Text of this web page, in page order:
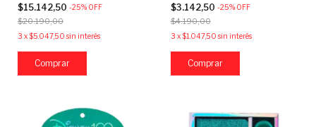
$15.142,50 -25% OFF
$20.190,00
3 x$5.047,50 sin interés
$3.142,50 -25% OFF
$4.190,00
3 x$1.047,50 sin interés